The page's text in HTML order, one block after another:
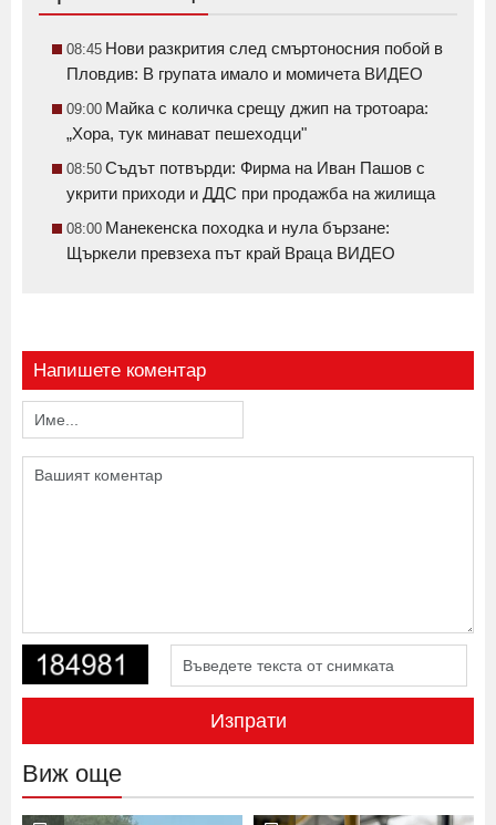
08:45 Нови разкрития след смъртоносния побой в
Пловдив: В групата имало и момичета ВИДЕО
09:00 Майка с количка срещу джип на тротоара:
„Хора, тук минават пешеходци"
08:50 Съдът потвърди: Фирма на Иван Пашов с
укрити приходи и ДДС при продажба на жилища
08:00 Манекенска походка и нула бързане:
Щъркели превзеха път край Враца ВИДЕО
Напишете коментар
Изпрати
Виж още